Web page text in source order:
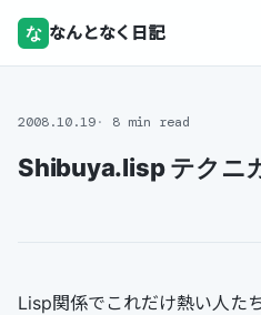
な なんとなく日記
2008.10.19 8 min read
Shibuya.lisp テクニ
Lisp関係でこれだけ熱い人た